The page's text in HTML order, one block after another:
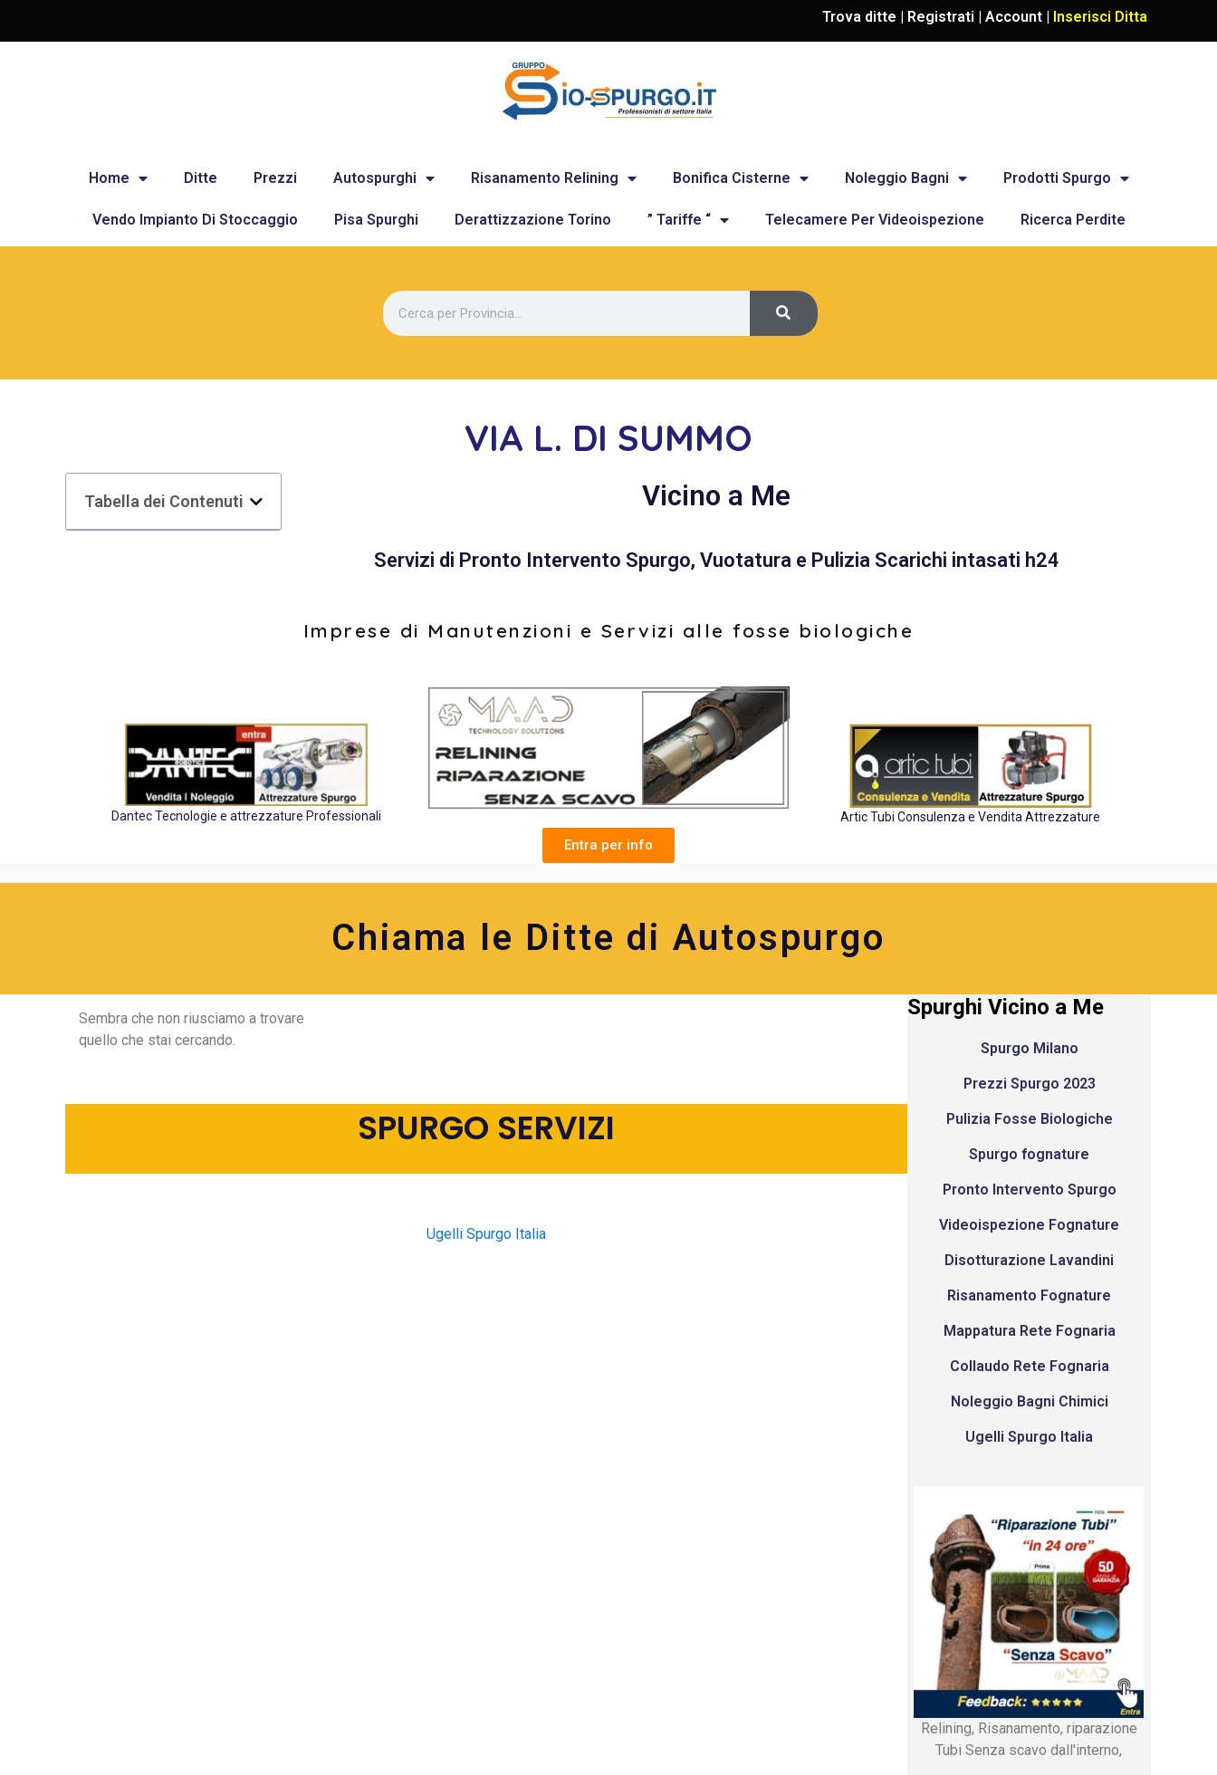
Trova ditte | Registrati | Account | Inserisci Ditta
Home Ditte Prezzi Autospurghi Risanamento Relining Bonifica Cisterne Noleggio Bagni Prodotti Spurgo
Vendo Impianto Di Stoccaggio Pisa Spurghi Derattizzazione Torino ” Tariffe “ Telecamere Per Videoispezione Ricerca Perdite
VIA L. DI SUMMO
Tabella dei Contenuti Vicino a Me
Servizi di Pronto Intervento Spurgo, Vuotatura e Pulizia Scarichi intasati h24
Imprese di Manutenzioni e Servizi alle fosse biologiche
Dantec Tecnologie e attrezzature Professionali
Entra per info
Artic Tubi Consulenza e Vendita Attrezzature
Chiama le Ditte di Autospurgo
Sembra che non riusciamo a trovare
quello che stai cercando.
SPURGO SERVIZI
Ugelli Spurgo Italia
Spurghi Vicino a Me
Spurgo Milano
Prezzi Spurgo 2023
Pulizia Fosse Biologiche
Spurgo fognature
Pronto Intervento Spurgo
Videoispezione Fognature
Disotturazione Lavandini
Risanamento Fognature
Mappatura Rete Fognaria
Collaudo Rete Fognaria
Noleggio Bagni Chimici
Ugelli Spurgo Italia
Relining, Risanamento, riparazione
Tubi Senza scavo dall'interno,